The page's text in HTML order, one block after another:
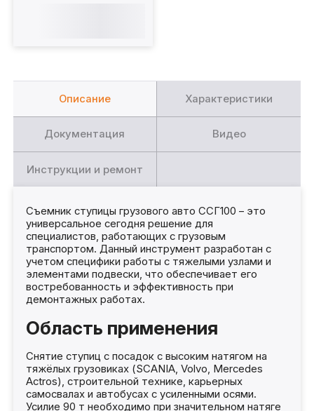
Описание Характеристики
Документация Видео
Инструкции и ремонт
Съемник ступицы грузового авто ССГ100 – это
универсальное сегодня решение для
специалистов, работающих с грузовым
транспортом. Данный инструмент разработан с
учетом специфики работы с тяжелыми узлами и
элементами подвески, что обеспечивает его
востребованность и эффективность при
демонтажных работах.
Область применения
Снятие ступиц с посадок с высоким натягом на
тяжёлых грузовиках (SCANIA, Volvo, Mercedes
Actros), строительной технике, карьерных
самосвалах и автобусах с усиленными осями.
Усилие 90 т необходимо при значительном натяге